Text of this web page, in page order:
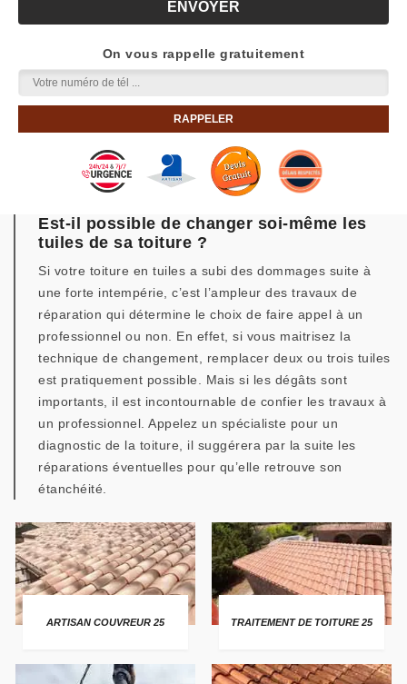
On vous rappelle gratuitement
Est-il possible de changer soi-même les
tuiles de sa toiture ?
Si votre toiture en tuiles a subi des dommages suite à
une forte intempérie, c’est l’ampleur des travaux de
réparation qui détermine le choix de faire appel à un
professionnel ou non. En effet, si vous maitrisez la
technique de changement, remplacer deux ou trois tuiles
est pratiquement possible. Mais si les dégâts sont
importants, il est incontournable de confier les travaux à
un professionnel. Appelez un spécialiste pour un
diagnostic de la toiture, il suggérera par la suite les
réparations éventuelles pour qu’elle retrouve son
étanchéité.
ARTISAN COUVREUR 25 TRAITEMENT DE TOITURE 25